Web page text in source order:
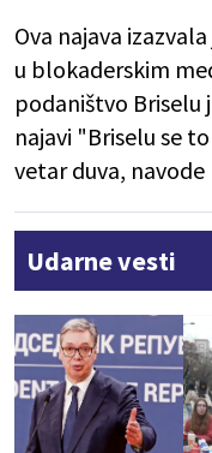
Ova najava
u blokaderskim
podaništvo Briselu
najavi "Briselu se
vetar duva, navode
Udarne vesti